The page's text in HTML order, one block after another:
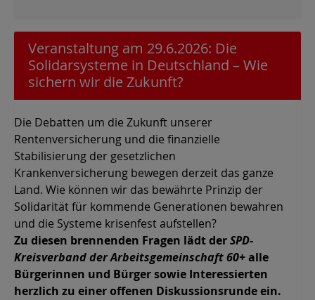
Veranstaltung am 29.6.2026: Die
Solidarsysteme in Deutschland – Wie
sichern wir die Zukunft?
Die Debatten um die Zukunft unserer
Rentenversicherung und die finanzielle
Stabilisierung der gesetzlichen
Krankenversicherung bewegen derzeit das ganze
Land. Wie können wir das bewährte Prinzip der
Solidarität für kommende Generationen bewahren
und die Systeme krisenfest aufstellen?
Zu diesen brennenden Fragen lädt derSPD-
Kreisverband der Arbeitsgemeinschaft 60+alle
Bürgerinnen und Bürger sowie Interessierten
herzlich zu einer offenen Diskussionsrunde ein.